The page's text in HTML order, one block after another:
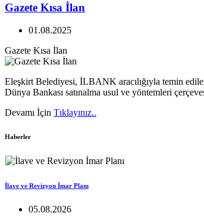
Gazete Kısa İlan
01.08.2025
Gazete Kısa İlan
Eleşkirt Belediyesi, İLBANK aracılığıyla temin
Dünya Bankası satınalma usul ve yöntemleri
Devamı İçin Tıklayınız..
Haberler
İlave ve Revizyon İmar Planı
05.08.2026